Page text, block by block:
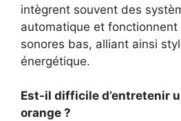
intègrent souvent des
automatique et fonctionnent
sonores bas, alliant ainsi
énergétique.
Est-il difficile d’entretenir
orange ?